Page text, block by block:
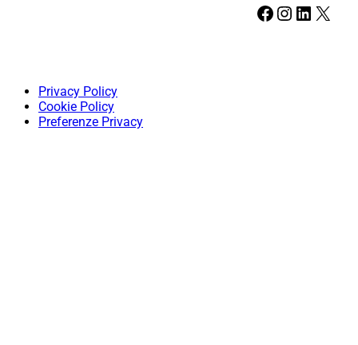
Facebook Instagram LinkedIn X
Privacy Policy
Cookie Policy
Preferenze Privacy